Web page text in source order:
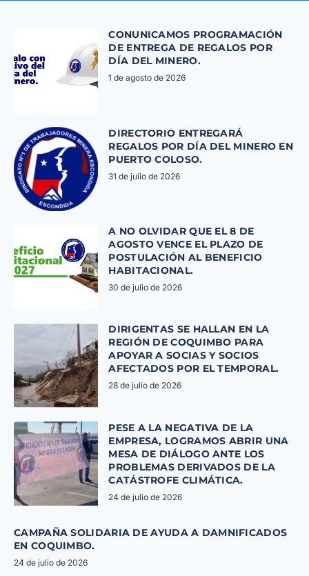
CONUNICAMOS PROGRAMACIÓN
DE ENTREGA DE REGALOS POR
DÍA DEL MINERO.
1 de agosto de 2026
DIRECTORIO ENTREGARÁ
REGALOS POR DÍA DEL MINERO EN
PUERTO COLOSO.
31 de julio de 2026
A NO OLVIDAR QUE EL 8 DE
AGOSTO VENCE EL PLAZO DE
POSTULACIÓN AL BENEFICIO
HABITACIONAL.
30 de julio de 2026
DIRIGENTAS SE HALLAN EN LA
REGIÓN DE COQUIMBO PARA
APOYAR A SOCIAS Y SOCIOS
AFECTADOS POR EL TEMPORAL.
28 de julio de 2026
PESE A LA NEGATIVA DE LA
EMPRESA, LOGRAMOS ABRIR UNA
MESA DE DIÁLOGO ANTE LOS
PROBLEMAS DERIVADOS DE LA
CATÁSTROFE CLIMÁTICA.
24 de julio de 2026
CAMPAÑA SOLIDARIA DE AYUDA A DAMNIFICADOS
EN COQUIMBO.
24 de julio de 2026